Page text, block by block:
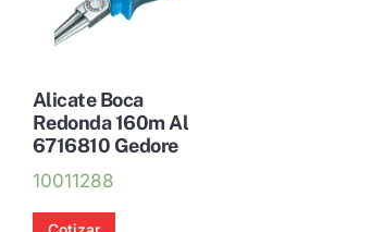
Alicate Boca
Redonda 160m Al
6716810 Gedore
10011288